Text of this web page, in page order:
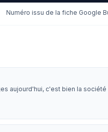
Numéro issu de la fiche Google
aujourd'hui, c'est bien la